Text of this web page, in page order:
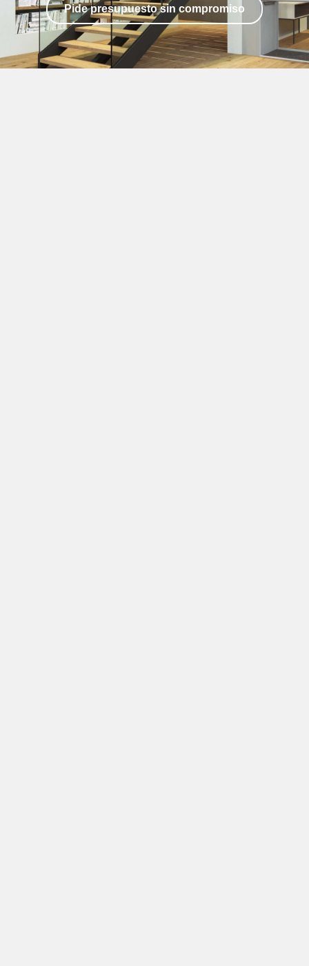
Pide presupuesto sin compromiso